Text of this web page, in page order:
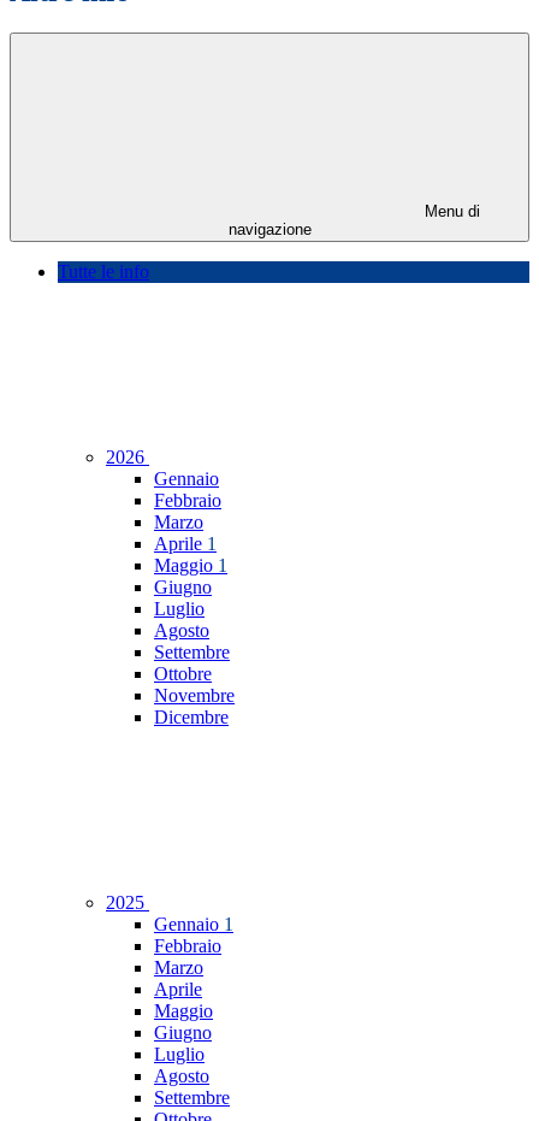
Menu di
navigazione
Tutte le info
2026
Gennaio
Febbraio
Marzo
Aprile 1
Maggio 1
Giugno
Luglio
Agosto
Settembre
Ottobre
Novembre
Dicembre
2025
Gennaio 1
Febbraio
Marzo
Aprile
Maggio
Giugno
Luglio
Agosto
Settembre